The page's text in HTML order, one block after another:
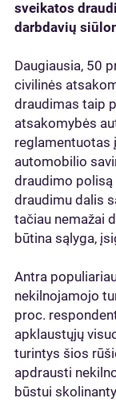
sveikatos
darbdavių
Daugiausia, 50
civilinės
draudimas taip
atsakomybės
reglamentuotas
automobilio
draudimo
draudimu dalis
tačiau nemažai
būtina sąlyga,
Antra
nekilnojamojo
proc.
apklaustųjų
turintys šios
apdrausti
būstui